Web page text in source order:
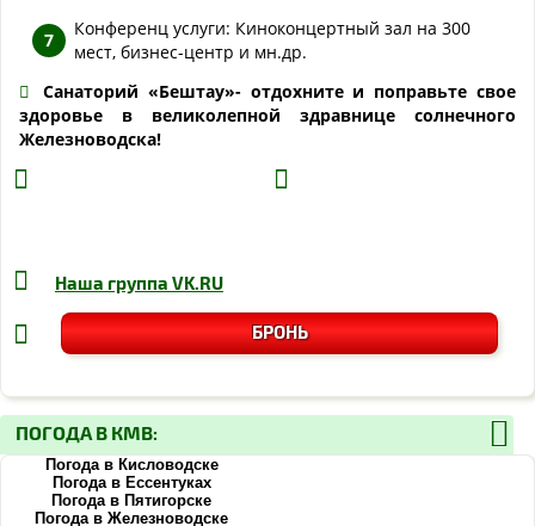
Конференц услуги: Киноконцертный зал на 300
мест, бизнес-центр и мн.др.
Санаторий «Бештау»- отдохните и поправьте свое
здоровье в великолепной здравнице солнечного
Железноводска!
Наша группа VK.RU
БРОНЬ
ПОГОДА В КМВ:
Погода в Кисловодске
Погода в Ессентуках
Погода в Пятигорске
Погода в Железноводске